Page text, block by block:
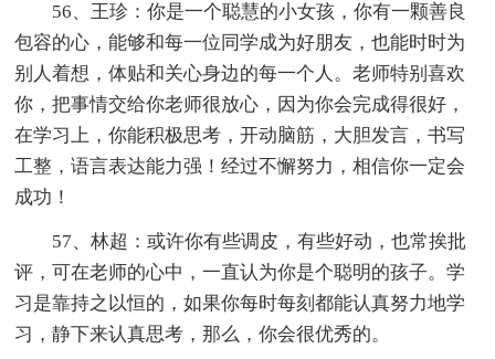
56、王珍：你是一个聪慧的小女孩，你有一颗善良
包容的心，能够和每一位同学成为好朋友，也能时时为
别人着想，体贴和关心身边的每一个人。老师特别喜欢
你，把事情交给你老师很放心，因为你会完成得很好，
在学习上，你能积极思考，开动脑筋，大胆发言，书写
工整，语言表达能力强！经过不懈努力，相信你一定会
成功！
57、林超：或许你有些调皮，有些好动，也常挨批
评，可在老师的心中，一直认为你是个聪明的孩子。学
习是靠持之以恒的，如果你每时每刻都能认真努力地学
习，静下来认真思考，那么，你会很优秀的。